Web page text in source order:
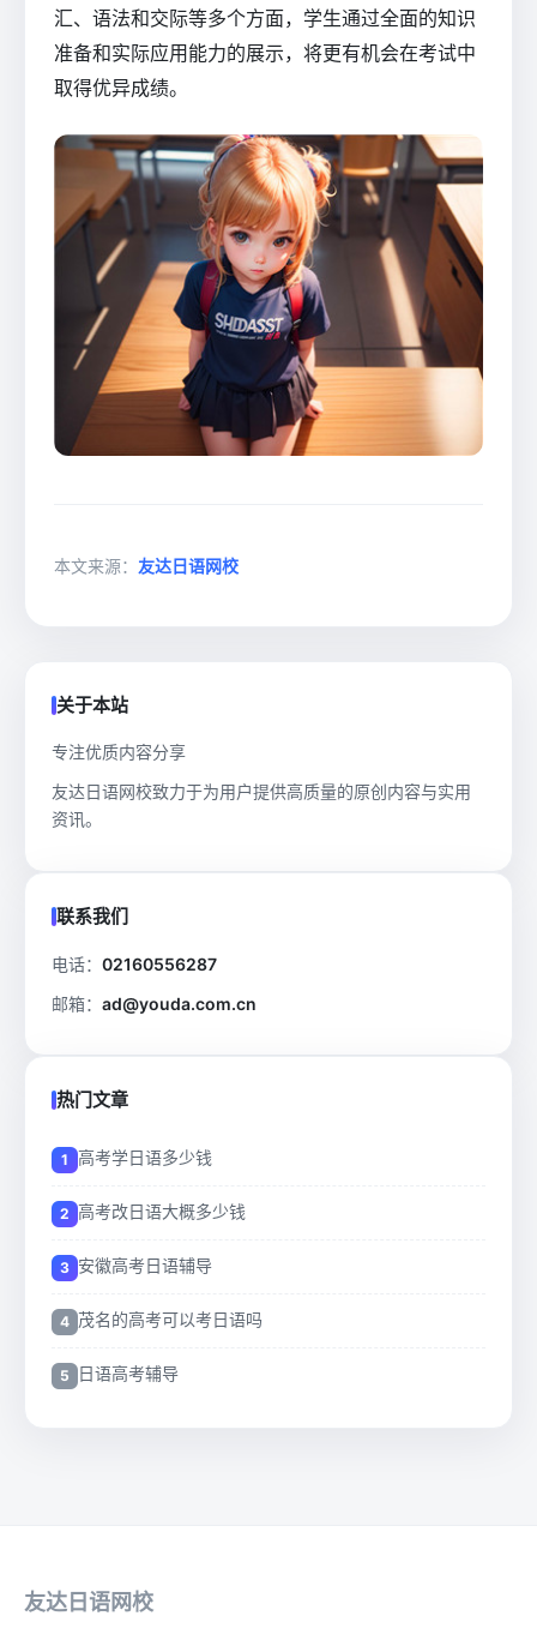
汇、语法和交际等多个方面，学生通过全面的知识
准备和实际应用能力的展示，将更有机会在考试中
取得优异成绩。
本文来源： 友达日语网校
关于本站
专注优质内容分享
友达日语网校致力于为用户提供高质量的原创内容与实用
资讯。
联系我们
电话： 02160556287
邮箱： ad@youda.com.cn
热门文章
高考学日语多少钱
高考改日语大概多少钱
安徽高考日语辅导
茂名的高考可以考日语吗
日语高考辅导
友达日语网校